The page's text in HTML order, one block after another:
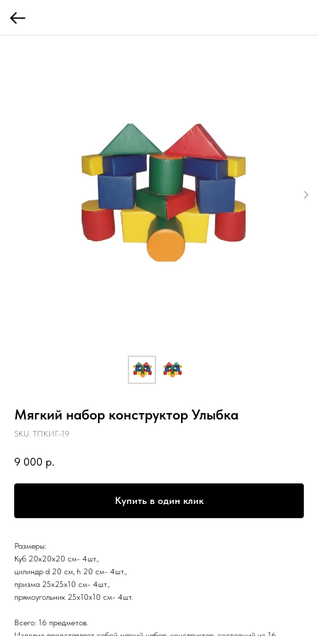
Мягкий набор конструктор Улыбка
SKU: ТПКИГ-19
9 000 р.
Купить в один клик
Размеры:
Куб 20х20х20 см- 4шт.,
цилиндр d 20 см, h 20 см- 4шт.,
призма 25х25х10 см- 4шт.,
прямоугольник 25х10х10 см- 4шт.
Всего: 16 предметов.